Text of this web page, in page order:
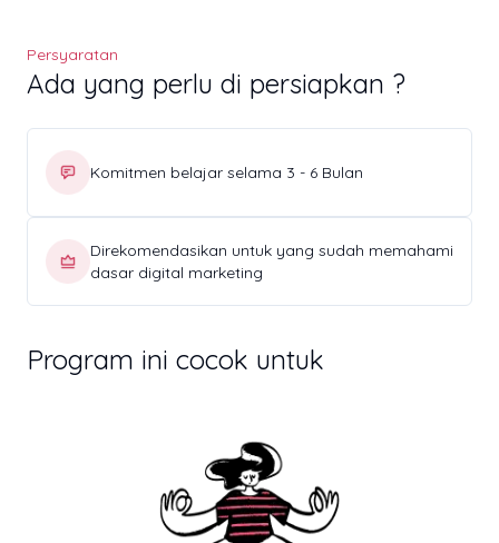
Persyaratan
Ada yang perlu di persiapkan ?
Komitmen belajar selama 3 - 6 Bulan
Direkomendasikan untuk yang sudah memahami
dasar digital marketing​
Program ini cocok untuk